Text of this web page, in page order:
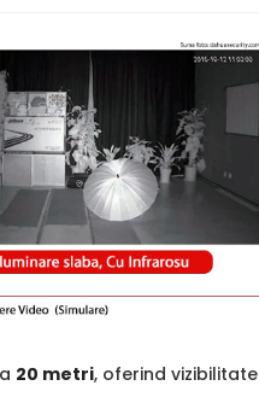
20 metri, oferind vizibilitate